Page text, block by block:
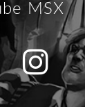
MSX